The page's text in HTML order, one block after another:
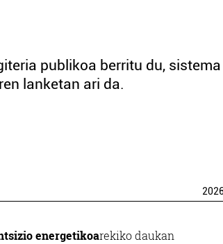
publikoa berritu du, sistema
lanketan ari da.
energetikoarekiko daukan